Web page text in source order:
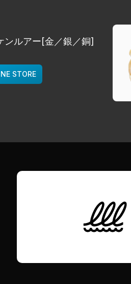
ンルアー[金／銀／銅]
STORE